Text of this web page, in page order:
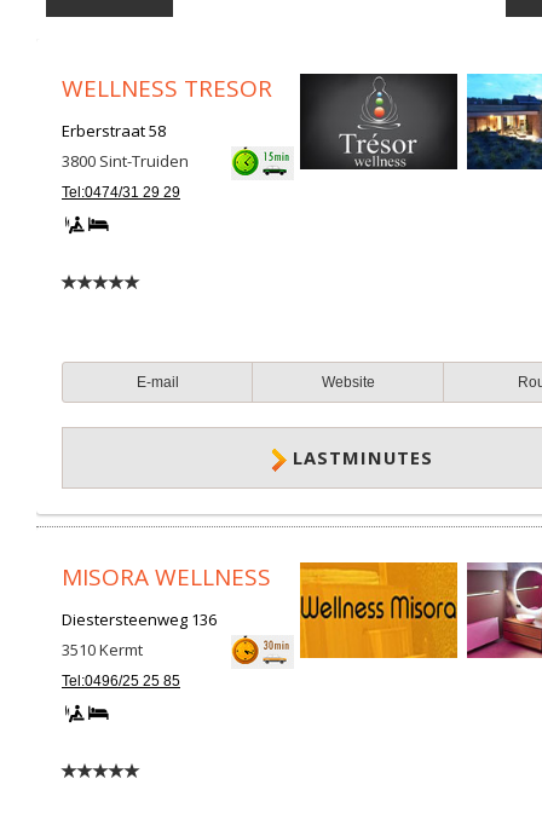
WELLNESS TRESOR
Erberstraat 58
3800 Sint-Truiden
Tel:0474/31 29 29
E-mail Website
LASTMINUTES
MISORA WELLNESS
Diestersteenweg 136
3510Kermt
Tel:0496/25 25 85